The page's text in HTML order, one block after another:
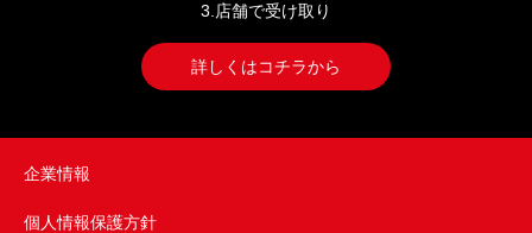
3.店舗で受け取り
詳しくはコチラから
企業情報
個人情報保護方針